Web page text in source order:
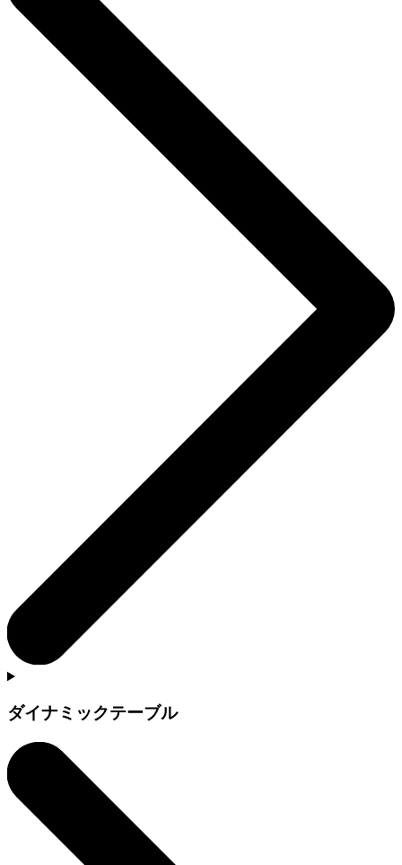
ダイナミックテーブル